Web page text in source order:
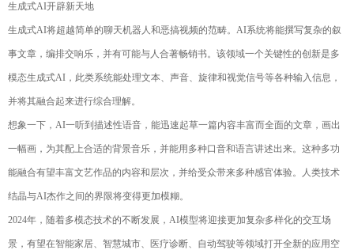
生成式AI开辟新天地
生成式AI将超越简单的聊天机器人和恶搞视频的范畴。AI系统将能撰写复杂的叙
事文章，编排交响乐，并有可能与人合著畅销书。该领域一个关键性的创新是多
模态生成式AI，此类系统能处理文本、声音、旋律和视觉信号等各种输入信息，
并将其融合起来进行综合理解。
想象一下，AI一听到描述性语音，能迅速起草一篇内容丰富而全面的文章，画出
一幅画，为其配上合适的背景音乐，并能用多种口音和语言讲述出来。这种多功
能融合有望丰富文艺作品的内容和层次，并给受众带来多种感官体验。人类技术
结晶与AI杰作之间的界限将变得更加模糊。
2024年，随着多模态技术的不断发展，AI模型将迎接更加复杂多样化的交互场
景，有望在智能家居、智慧城市、医疗诊断、自动驾驶等领域打开全新的应用空